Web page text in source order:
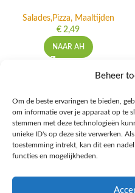
Beheer
Om de beste ervaringen te bieden,
om informatie over je apparaat op te
stemmen met deze technologieën
unieke ID's op deze site verwerken.
toestemming intrekt, kan dit een
functies en mogelijkheden.
Salades,Pizza, Maaltijden
€ 2,49
NAAR AH
Ontdek de beste keto-vriendelijke
kennis met onze diepgaande blogs
favoriete keto recepten in onze